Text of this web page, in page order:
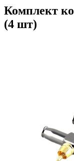
Комплект
(4 шт)